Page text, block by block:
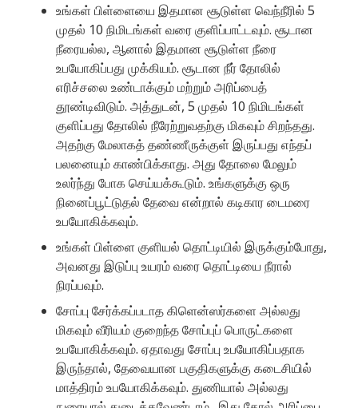
உங்கள் பிள்ளையை இதமான சூடுள்ள வெந்நீரில் 5
முதல் 10 நிமிடங்கள் வரை குளிப்பாட்டவும். சூடான
நீரையல்ல, ஆனால் இதமான சூடுள்ள நீரை
உபயோகிப்பது முக்கியம். சூடான நீர் தோலில்
எரிச்சலை உண்டாக்கும் மற்றும் அரிப்பைத்
தூண்டிவிடும். அத்துடன், 5 முதல் 10 நிமிடங்கள்
குளிப்பது தோலில் நீரேற்றுவதற்கு மிகவும் சிறந்தது.
அதற்கு மேலாகத் தண்ணீருக்குள் இருப்பது எந்தப்
பலனையும் காண்பிக்காது. அது தோலை மேலும்
உலர்ந்து போக செய்யக்கூடும். உங்களுக்கு ஒரு
நினைப்பூட்டுதல் தேவை என்றால் கடிகார டைமரை
உபயோகிக்கவும்.
உங்கள் பிள்ளை குளியல் தொட்டியில் இருக்கும்போது,
அவனது இடுப்பு உயரம் வரை தொட்டியை நீரால்
நிரப்பவும்.
சோப்பு சேர்க்கப்படாத கிளென்ஸர்களை அல்லது
மிகவும் வீரியம் குறைந்த சோப்புப் பொருட்களை
உபயோகிக்கவும். ஏதாவது சோப்பு உபயோகிப்பதாக
இருந்தால், தேவையான பகுதிகளுக்கு கடைசியில்
மாத்திரம் உபயோகிக்கவும். துணியால் அல்லது